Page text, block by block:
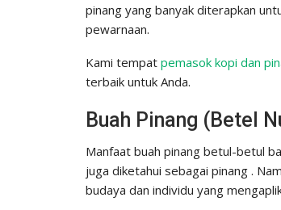
pinang yang banyak diterapkan
pewarnaan.
Kami tempat pemasok kopi dan
terbaik untuk Anda.
Buah Pinang (Betel
Manfaat buah pinang betul-betul
juga diketahui sebagai pinang .
budaya dan individu yang